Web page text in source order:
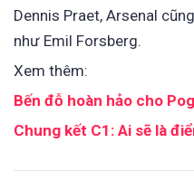
Dennis Praet, Arsenal
như Emil Forsberg.
Xem thêm:
Bến đỗ hoàn hảo cho
Chung kết C1: Ai sẽ là